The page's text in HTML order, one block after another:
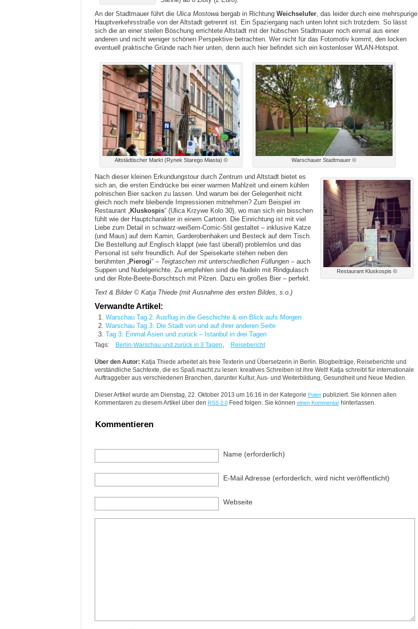
An der Stadtmauer führt die Ulica Mostowabergab in Richtung Weichselufer, das leider durch eine mehrspurige
Hauptverkehrsstraße von der Altstadt getrennt ist. Ein Spaziergang nach unten lohnt sich trotzdem. So lässt
sich die an einer steilen Böschung errichtete Altstadt mit der hübschen Stadtmauer noch einmal aus einer
anderen und nicht weniger schönen Perspektive betrachten. Wer nicht für das Fotomotiv kommt, den locken
eventuell praktische Gründe nach hier unten, denn auch hier befindet sich ein kostenloser WLAN-Hotspot.
Altstädtischer Markt (Rynek Starego Miasta) © Warschauer Stadtmauer ©
Restaurant Kluskospis ©
Nach dieser kleinen Erkundungstour durch Zentrum und Altstadt bietet es
sich an, die ersten Eindrücke bei einer warmen Mahlzeit und einem kühlen
polnischen Bier sacken zu lassen. Und warum bei der Gelegenheit nicht
gleich noch mehr bleibende Impressionen mitnehmen? Zum Beispiel im
Restaurant „Kluskospis“ (Ulica Krzywe Kolo 30), wo man sich ein bisschen
fühlt wie der Hauptcharakter in einem Cartoon. Die Einrichtung ist mit viel
Liebe zum Detail in schwarz-weißem-Comic-Stil gestaltet – inklusive Katze
(und Maus) auf dem Kamin, Garderobenhaken und Besteck auf dem Tisch.
Die Bestellung auf Englisch klappt (wie fast überall) problemlos und das
Personal ist sehr freundlich. Auf der Speisekarte stehen neben den
berühmten „Pierogi“ – Teigtaschen mit unterschiedlichen Füllungen– auch
Suppen und Nudelgerichte. Zu empfehlen sind die Nudeln mit Rindgulasch
und der Rote-Beete-Borschtsch mit Pilzen. Dazu ein großes Bier – perfekt.
Text & Bilder © Katja Thiede (mit Ausnahme des ersten Bildes, s.o.)
Verwandte Artikel:
Warschau Tag 2: Ausflug in die Geschichte & ein Blick aufs Morgen
Warschau Tag 3: Die Stadt von und auf ihrer anderen Seite
Tag 3: Einmal Asien und zurück – Istanbul in drei Tagen
Tags: Berlin-Warschau und zurück in 3 Tagen , Reisebericht
Über den Autor: Katja Thiede arbeitet als freie Texterin und Übersetzerin in Berlin. Blogbeiträge, Reiseberichte und
verständliche Sachtexte, die es Spaß macht zu lesen: kreatives Schreiben ist ihre Welt! Katja schreibt für internationale
Auftraggeber aus verschiedenen Branchen, darunter Kultur, Aus- und Weiterbildung, Gesundheit und Neue Medien.
Dieser Artikel wurde am Dienstag, 22. Oktober 2013 um 16:16 in der Kategorie Polenpubliziert. Sie können allen
Kommentaren zu diesem Artikel über den RSS 2.0Feed folgen. Sie können einen Kommentarhinterlassen.
Kommentieren
Name (erforderlich)
E-Mail Adresse (erforderlich, wird nicht veröffentlicht)
Webseite